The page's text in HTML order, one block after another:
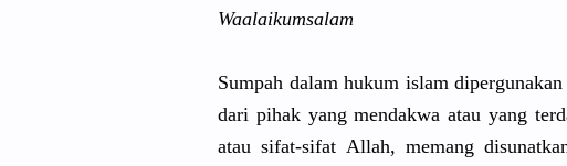
Waalaikumsalam
Sumpah dalam hukum islam dipergunak
dari pihak yang mendakwa atau yang
atau sifat-sifat Allah, memang